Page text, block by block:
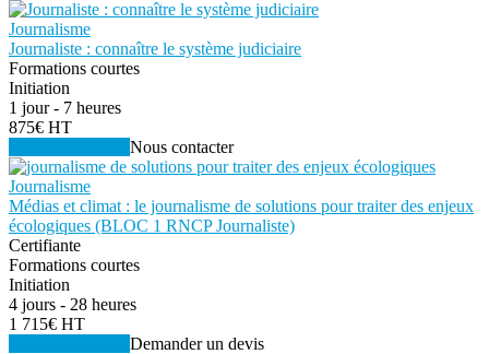
Journalisme
Journaliste : connaître le système judiciaire
Formations courtes
Initiation
1 jour - 7 heures
875€ HT
Nous contacter
Journalisme
Médias et climat : le journalisme de solutions pour traiter des enjeux
écologiques (BLOC 1 RNCP Journaliste)
Certifiante
Formations courtes
Initiation
4 jours - 28 heures
1 715€ HT
Demander un devis